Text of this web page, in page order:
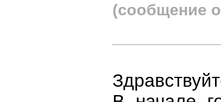
(сообщение